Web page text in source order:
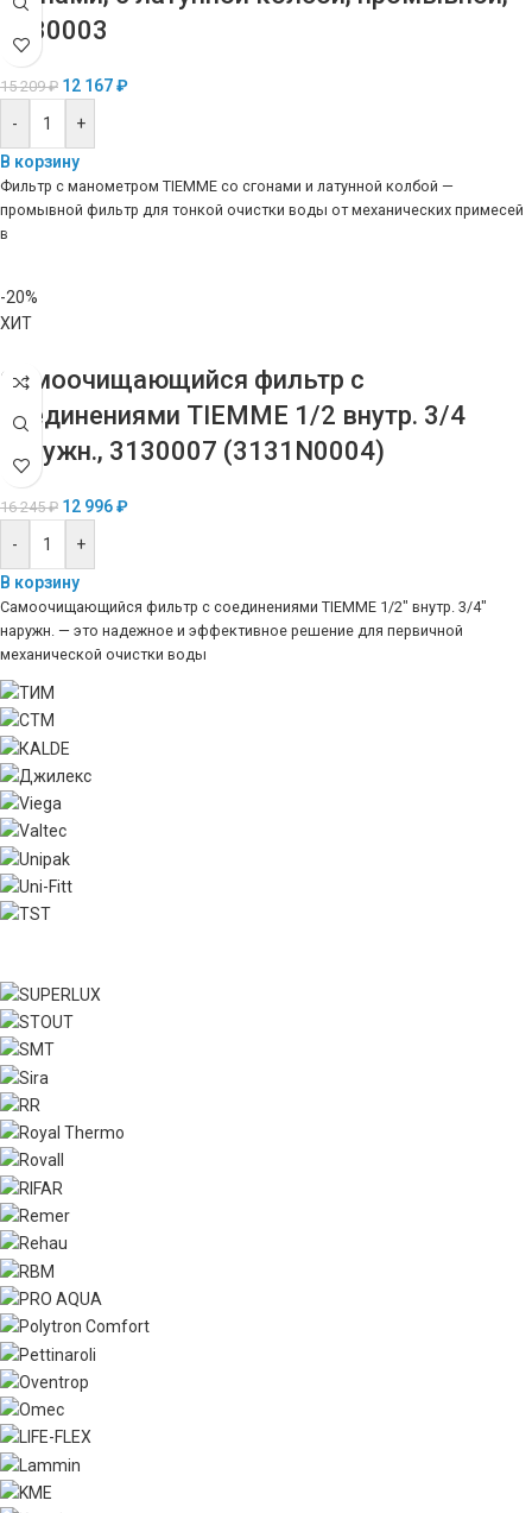
3130003
15 209₽ 12 167₽
-
+
В корзину
Фильтр с манометром TIEMME со сгонами и латунной колбой —
промывной фильтр для тонкой очистки воды от механических примесей
в
-20%
ХИТ
Самоочищающийся фильтр с
соединениями TIEMME 1/2 внутр. 3/4
наружн., 3130007 (3131N0004)
16 245₽ 12 996₽
-
+
В корзину
Самоочищающийся фильтр с соединениями TIEMME 1/2″ внутр. 3/4″
наружн. — это надежное и эффективное решение для первичной
механической очистки воды